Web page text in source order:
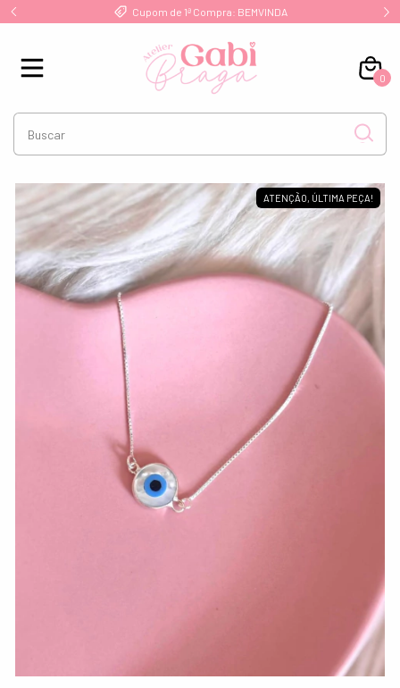
Cupom de 1ª Compra: BEMVINDA
0
ATENÇÃO, ÚLTIMA PEÇA!